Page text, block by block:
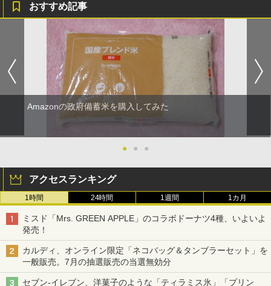
おすすめ記事
Amazonの政府備蓄米を購入してみた
● ● ●
アクセスランキング
1時間 24時間 1週間 1カ月
ミスド「Mrs. GREEN APPLE」のコラボドーナツ4種、いよいよ
発売！
カルディ、オンライン限定「ネコバッグ＆タンブラーセット」を
一般販売。7月の抽選販売の当選無効分
セブン-イレブン、洋菓子のような「ティラミス氷」「プリン